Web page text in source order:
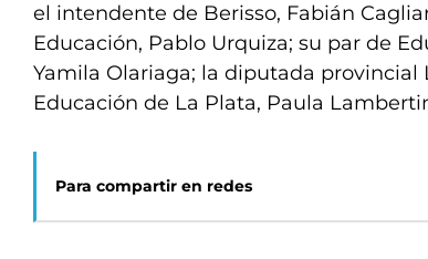
el intendente de Berisso, Fabián
Educación, Pablo Urquiza; su par de
Yamila Olariaga; la diputada provincial
Educación de La Plata, Paula
Para compartir en redes